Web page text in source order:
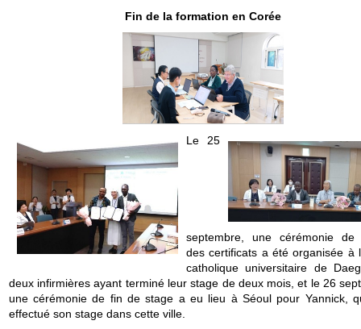
Fin de la formation en Corée
Le 25
septembre, une cérémonie de
des certificats a été organisée à
catholique universitaire de
deux infirmières ayant terminé leur stage de deux mois, et le 26
une cérémonie de fin de stage a eu lieu à Séoul pour Yannick,
effectué son stage dans cette ville.